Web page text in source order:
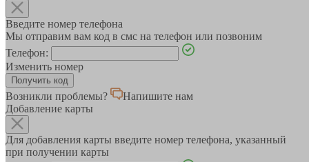
Введите номер телефона
Мы отправим вам код в смс на телефон или позвоним
Телефон:
Изменить номер
Возникли проблемы?
Напишите нам
Добавление карты
Для добавления карты введите номер телефона, указанный
при получении карты